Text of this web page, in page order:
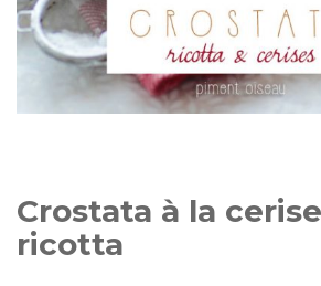
Crostata à la
ricotta